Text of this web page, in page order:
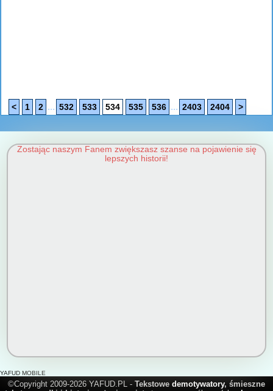
< 1 2 ... 532 533 534 535 536 ... 2403 2404 >
Zostając naszym Fanem zwiększasz szanse na pojawienie się
lepszych historii!
YAFUD MOBILE
©Copyright 2009-2026 YAFUD.PL - Tekstowe demotywatory, śmieszne